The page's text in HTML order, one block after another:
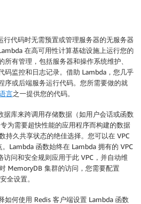
行代码时无需预置或管理服务器的无服务器
在高可用性计算基础设施上运行您的
所有管理，包括服务器和操作系统维护、
码监控和日志记录。借助 Lambda，您几乎
序或后端服务运行代码。您所需要做的就
言之一提供您的代码。
据库来跨调用存储数据（如用户会话或函数
为需要超快性能的应用程序而构建的数据
持久共享状态的绝佳选择。您可以在 VPC
Lambda 函数始终在 Lambda 拥有的 VPC
访问和安全规则应用于此 VPC，并自动维
MemoryDB 集群的访问，您需要配置
全设置。
如何使用 Redis 客户端设置 Lambda 函数